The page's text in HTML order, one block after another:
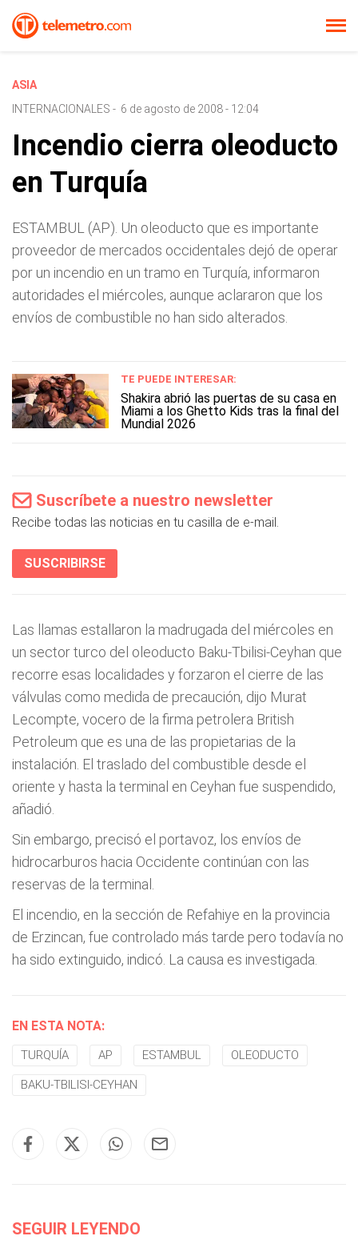
ASIA
INTERNACIONALES - 6 de agosto de 2008 - 12:04
Incendio cierra oleoducto
en Turquía
ESTAMBUL (AP). Un oleoducto que es importante
proveedor de mercados occidentales dejó de operar
por un incendio en un tramo en Turquía, informaron
autoridades el miércoles, aunque aclararon que los
envíos de combustible no han sido alterados.
TE PUEDE INTERESAR:
Shakira abrió las puertas de su casa en
Miami a los Ghetto Kids tras la final del
Mundial 2026
Suscríbete a nuestro newsletter
Recibe todas las noticias en tu casilla de e-mail.
SUSCRIBIRSE
Las llamas estallaron la madrugada del miércoles en
un sector turco del oleoducto Baku-Tbilisi-Ceyhan que
recorre esas localidades y forzaron el cierre de las
válvulas como medida de precaución, dijo Murat
Lecompte, vocero de la firma petrolera British
Petroleum que es una de las propietarias de la
instalación. El traslado del combustible desde el
oriente y hasta la terminal en Ceyhan fue suspendido,
añadió.
Sin embargo, precisó el portavoz, los envíos de
hidrocarburos hacia Occidente continúan con las
reservas de la terminal.
El incendio, en la sección de Refahiye en la provincia
de Erzincan, fue controlado más tarde pero todavía no
ha sido extinguido, indicó. La causa es investigada.
EN ESTA NOTA:
TURQUÍA AP ESTAMBUL OLEODUCTO
BAKU-TBILISI-CEYHAN
SEGUIR LEYENDO